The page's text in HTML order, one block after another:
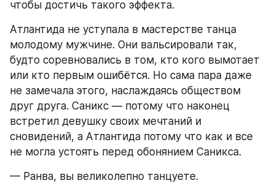
чтобы достичь такого эффекта.
Атлантида не уступала в мастерстве танца
молодому мужчине. Они вальсировали так,
будто соревновались в том, кто кого вымотает
или кто первым ошибётся. Но сама пара даже
не замечала этого, наслаждаясь обществом
друг друга. Саникс — потому что наконец
встретил девушку своих мечтаний и
сновидений, а Атлантида потому что как и все
не могла устоять перед обонянием Саникса.
— Ранва, вы великолепно танцуете.